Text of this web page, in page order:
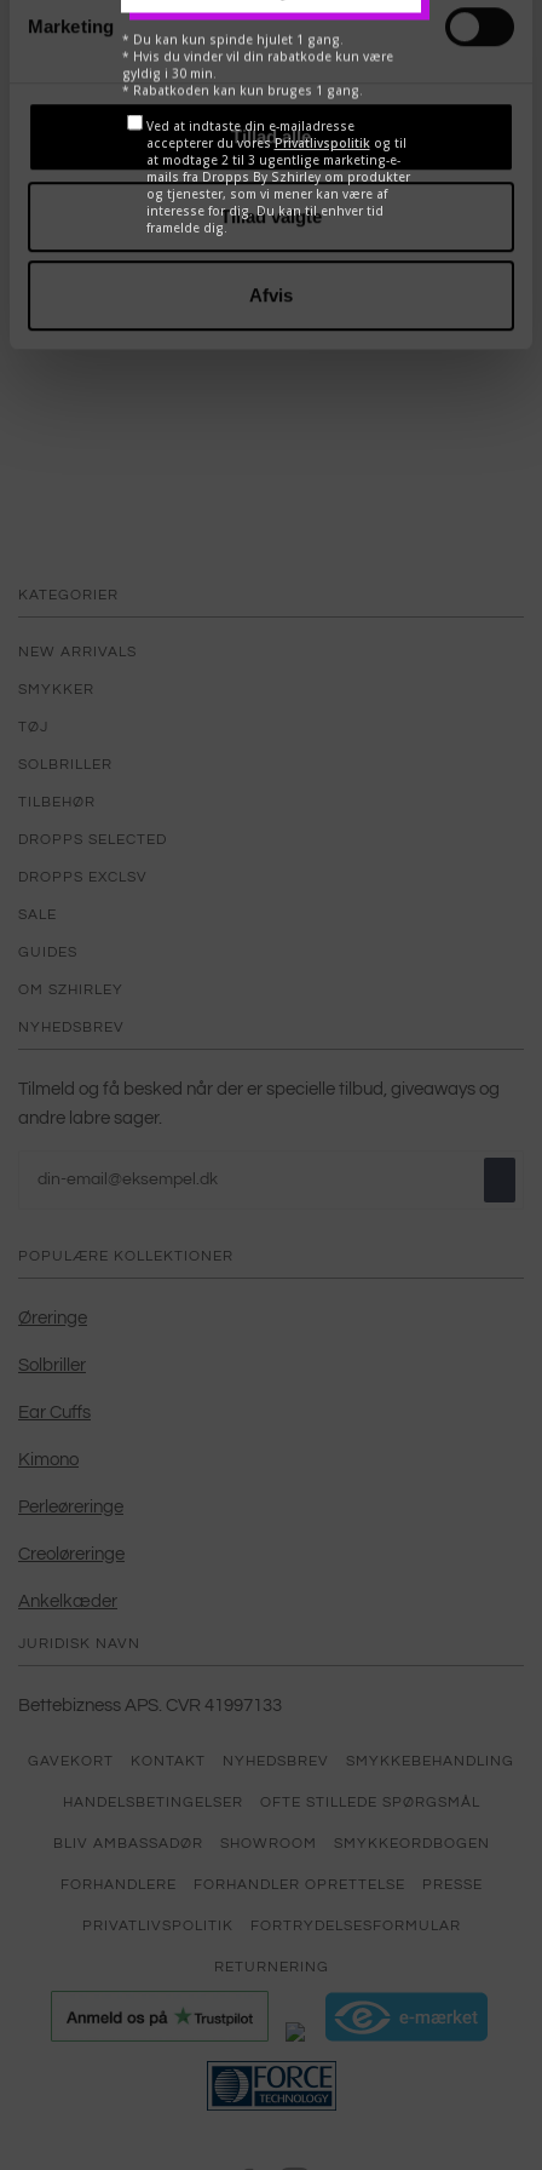
Marketing
Tillad alle
Tillad valgte
Afvis
ædelmetalkontrol. Indeholder hverken nikkel eller bly.
Pas godt på dine DROPPS - smykkebehandling
DEL TWEET PIN
KATEGORIER
NEW ARRIVALS
SMYKKER
TØJ
SOLBRILLER
TILBEHØR
DROPPS SELECTED
DROPPS EXCLSV
SALE
GUIDES
OM SZHIRLEY
NYHEDSBREV
Tilmeld og få besked når der er specielle tilbud, giveaways og
andre labre sager.
POPULÆRE KOLLEKTIONER
Øreringe
Solbriller
Ear Cuffs
Kimono
Perleøreringe
Creoløreringe
Ankelkæder
JURIDISK NAVN
Bettebizness APS. CVR 41997133
GAVEKORT KONTAKT NYHEDSBREV SMYKKEBEHANDLING
HANDELSBETINGELSER OFTE STILLEDE SPØRGSMÅL
BLIV AMBASSADØR SHOWROOM SMYKKEORDBOGEN
FORHANDLERE FORHANDLER OPRETTELSE PRESSE
PRIVATLIVSPOLITIK FORTRYDELSESFORMULAR
RETURNERING
* Du kan kun spinde hjulet 1 gang.
* Hvis du vinder vil din rabatkode kun være
gyldig i 30 min.
* Rabatkoden kan kun bruges 1 gang.
Ved at indtaste din e-mailadresse
accepterer du voresPrivatlivspolitikog til
at modtage 2 til 3 ugentlige marketing-e-
mails fra Dropps By Szhirley om produkter
og tjenester, som vi mener kan være af
interesse for dig. Du kan til enhver tid
framelde dig.